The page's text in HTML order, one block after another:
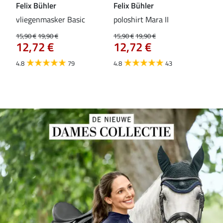
Felix Bühler
vliegenmasker Basic
15,90 €19,90 €
12,72 €
4.8 79
Felix Bühler
poloshirt Mara II
15,90 €19,90 €
12,72 €
4.8 43